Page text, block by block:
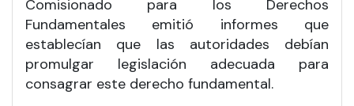
Comisionado para los Derechos
Fundamentales emitió informes que
establecían que las autoridades debían
promulgar legislación adecuada para
consagrar este derecho fundamental.